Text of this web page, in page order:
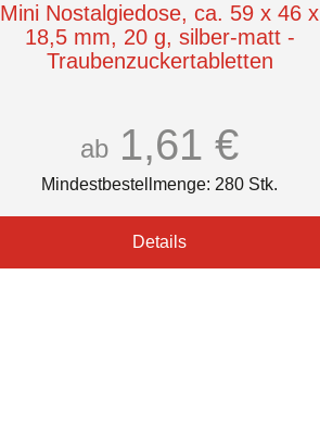
Mini Nostalgiedose, ca. 59 x 46 x
18,5 mm, 20 g, silber-matt -
Traubenzuckertabletten
ab 1,61 €
Mindestbestellmenge: 280 Stk.
Details